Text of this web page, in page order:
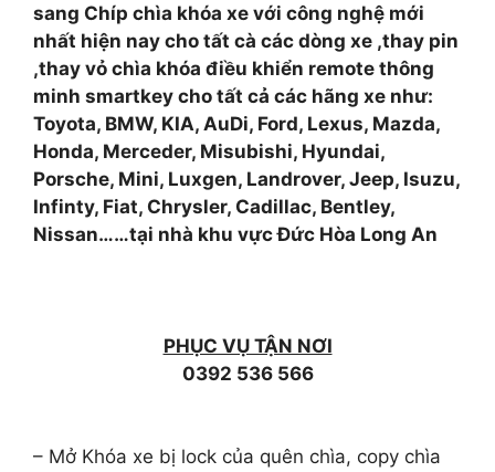
sang Chíp chìa khóa xe với công nghệ mới
nhất hiện nay cho tất cà các dòng xe ,thay pin
,thay vỏ chìa khóa điều khiển remote thông
minh smartkey cho tất cả các hãng xe như:
Toyota, BMW, KIA, AuDi, Ford, Lexus, Mazda,
Honda, Merceder, Misubishi, Hyundai,
Porsche, Mini, Luxgen, Landrover, Jeep, Isuzu,
Infinty, Fiat, Chrysler, Cadillac, Bentley,
Nissan……tại nhà khu vực Đức Hòa Long An
PHỤC VỤ TẬN NƠI
0392 536 566
– Mở Khóa xe bị lock của quên chìa, copy chìa